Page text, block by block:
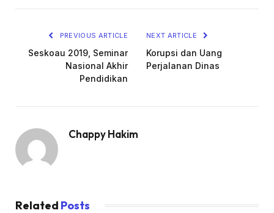
PREVIOUS ARTICLE
Seskoau 2019, Seminar
Nasional Akhir
Pendidikan
NEXT ARTICLE
Korupsi dan Uang
Perjalanan Dinas
Chappy Hakim
Related Posts